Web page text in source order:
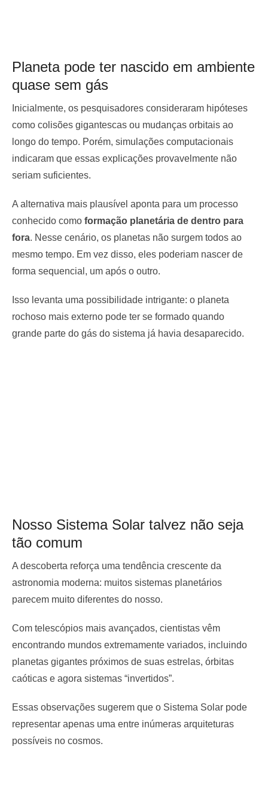
Planeta pode ter nascido em ambiente
quase sem gás
Inicialmente, os pesquisadores consideraram hipóteses
como colisões gigantescas ou mudanças orbitais ao
longo do tempo. Porém, simulações computacionais
indicaram que essas explicações provavelmente não
seriam suficientes.
A alternativa mais plausível aponta para um processo
conhecido como formação planetária de dentro para
fora. Nesse cenário, os planetas não surgem todos ao
mesmo tempo. Em vez disso, eles poderiam nascer de
forma sequencial, um após o outro.
Isso levanta uma possibilidade intrigante: o planeta
rochoso mais externo pode ter se formado quando
grande parte do gás do sistema já havia desaparecido.
Nosso Sistema Solar talvez não seja
tão comum
A descoberta reforça uma tendência crescente da
astronomia moderna: muitos sistemas planetários
parecem muito diferentes do nosso.
Com telescópios mais avançados, cientistas vêm
encontrando mundos extremamente variados, incluindo
planetas gigantes próximos de suas estrelas, órbitas
caóticas e agora sistemas “invertidos”.
Essas observações sugerem que o Sistema Solar pode
representar apenas uma entre inúmeras arquiteturas
possíveis no cosmos.